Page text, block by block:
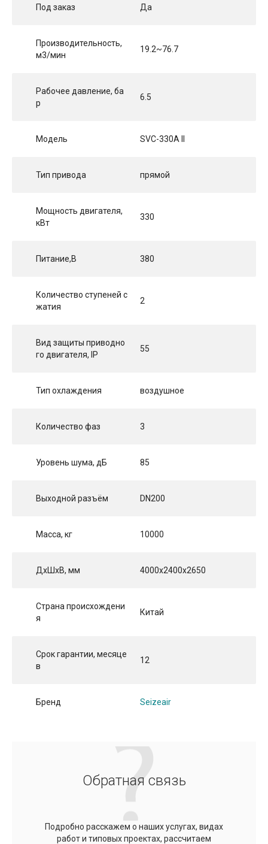
Под заказ Да
Производительность,
м3/мин
19.2~76.7
Рабочее давление, ба
р
6.5
Модель SVC-330A II
Тип привода прямой
Мощность двигателя,
кВт
330
Питание,В 380
Количество ступеней с
жатия
2
Вид защиты приводно
го двигателя, IP
55
Тип охлаждения воздушное
Количество фаз 3
Уровень шума, дБ 85
Выходной разъём DN200
Масса, кг 10000
ДхШхВ, мм 4000x2400x2650
Страна происхождени
я
Китай
Срок гарантии, месяце
в
12
Бренд Seizeair
Обратная связь
Подробно расскажем о наших услугах, видах
работ и типовых проектах, рассчитаем